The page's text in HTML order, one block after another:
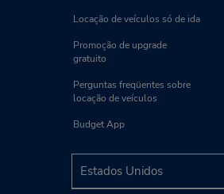
Locação de veículos só de ida
Promoção de upgrade
gratuito
Perguntas freqüentes sobre
locação de veículos
Budget App